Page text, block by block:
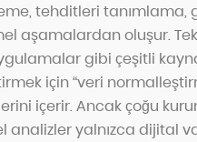
tehditleri tanımlama,
aşamalardan oluşur.
gibi çeşitli
için “veri
içerir. Ancak çoğu
analizler yalnızca dijital